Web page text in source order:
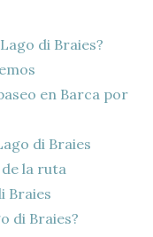
di Braies?
en Barca por
di Braies
la ruta
Braies
di Braies?